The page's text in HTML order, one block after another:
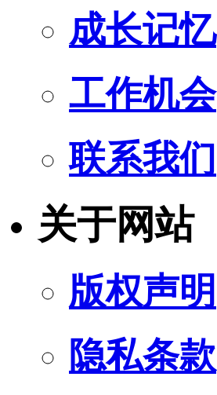
成长记忆
工作机会
联系我们
关于网站
版权声明
隐私条款